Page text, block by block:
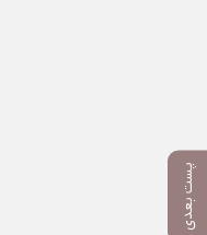
پست بعدی